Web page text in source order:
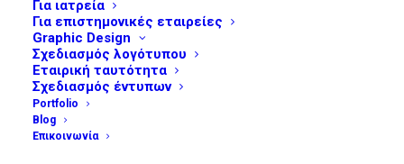
Για ιατρεία
Για επιστημονικές εταιρείες
Graphic Design
Σχεδιασμός λογότυπου
Εταιρική ταυτότητα
Σχεδιασμός έντυπων
Portfolio
Blog
Επικοινωνία